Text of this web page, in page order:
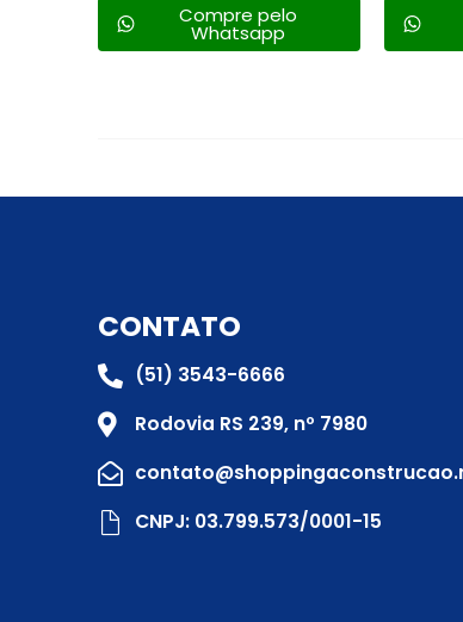
Compre pelo
Whatsapp
CONTATO
(51) 3543-6666
Rodovia RS 239, nº 7980
CNPJ: 03.799.573/0001-15